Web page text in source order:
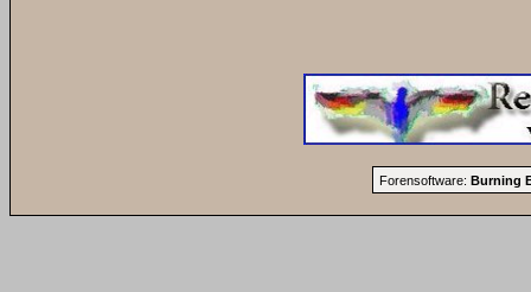
Forensoftware: Burning